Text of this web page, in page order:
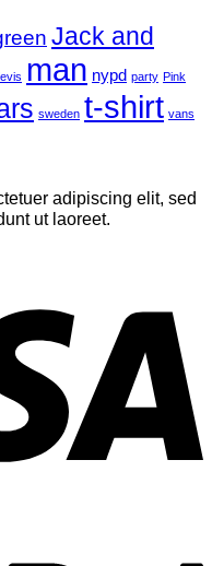
tropical
leaves-
6
บน
Just
another
post
with
Jack and
levis man nypd party Pink
sweden t-shirt vans
adipiscing elit, sed
ut laoreet.